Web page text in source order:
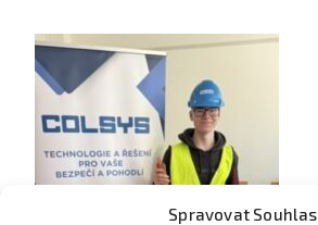
Spravovat Souhlas